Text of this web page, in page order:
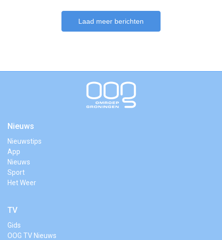
Laad meer berichten
Nieuws
Nieuwstips
App
Nieuws
Sport
Het Weer
TV
Gids
OOG TV Nieuws